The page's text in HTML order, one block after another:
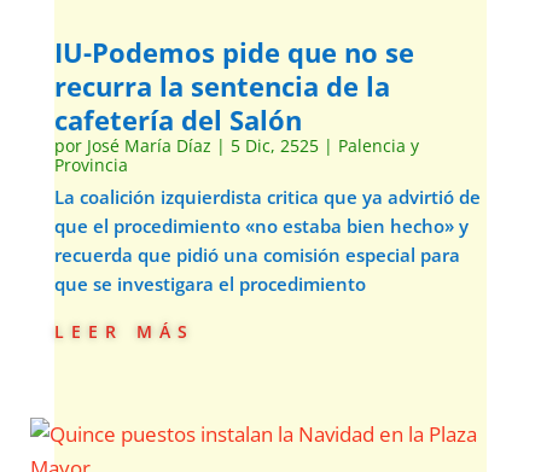
IU-Podemos pide que no se
recurra la sentencia de la
cafetería del Salón
por José María Díaz | 5 Dic, 2525| Palencia y
Provincia
La coalición izquierdista critica que ya advirtió de
que el procedimiento «no estaba bien hecho» y
recuerda que pidió una comisión especial para
que se investigara el procedimiento
leer más